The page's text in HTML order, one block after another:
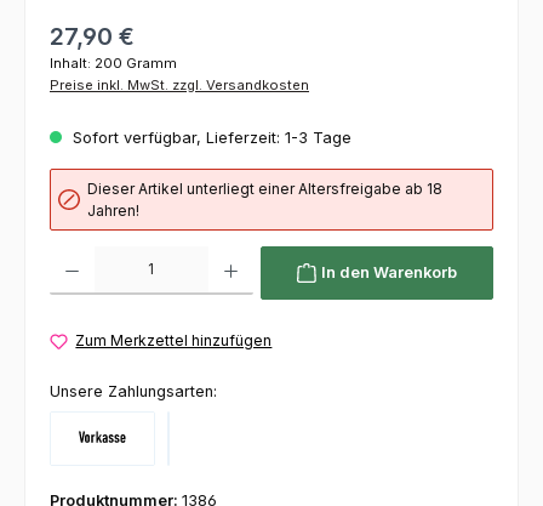
27,90 €
Inhalt: 200 Gramm
Preise inkl. MwSt. zzgl. Versandkosten
Sofort verfügbar, Lieferzeit: 1-3 Tage
Dieser Artikel unterliegt einer Altersfreigabe ab 18
Jahren!
In den Warenkorb
Zum Merkzettel hinzufügen
Unsere Zahlungsarten:
Produktnummer: 1386